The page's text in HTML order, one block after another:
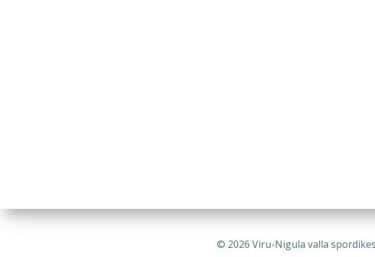
© 2026 Viru-Nigula valla